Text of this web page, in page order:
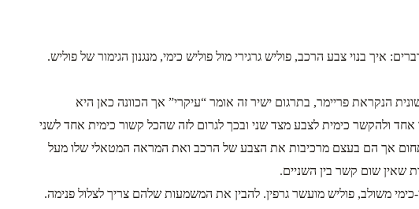
בנוי צבע הרכב, פוליש גרגירי מול פוליש כימי, מנגנון הגימור של פוליש.
הנקראת פריימר, בתרגום ישיר זה אומר “עיקרי” אך הכוונה כאן היא
ולהקשר כימית לצבע מצד שני ובכך לגרום לזה שהכל קשור כימית אחד לשני
אך הם בעצם מרכיבות את הצבע של הרכב ואת המראה המטאלי שלו מעל
שאין שום קשר בין השניים.
כימי משולב, פוליש מועשר גרפין. להבין את המשמעות שלהם צריך לצלול פנימה.